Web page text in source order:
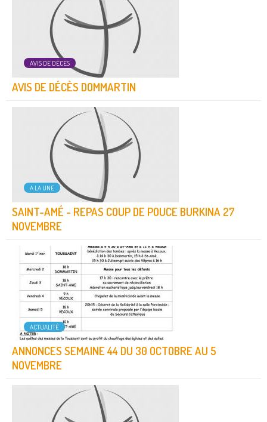
AVIS DE DÉCÈS
AVIS DE DÉCÈS DOMMARTIN
A LA UNE
SAINT-AMÉ - REPAS COUP DE POUCE BURKINA 27
NOVEMBRE
ACTUALITÉ
ANNONCES SEMAINE 44 DU 30 OCTOBRE AU 5
NOVEMBRE